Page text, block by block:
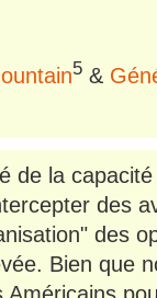
5 &
de la
des
des
Bien que